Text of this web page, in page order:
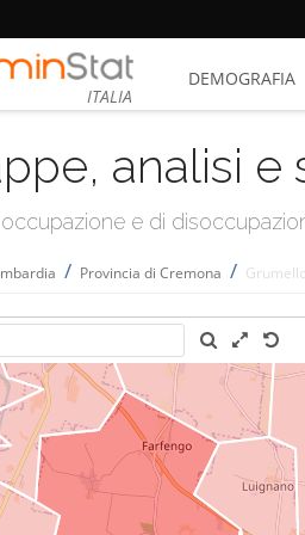
ITALIA
DEMOGRAFIA
analisi
occupazione e di
/ Provincia di Cremona /